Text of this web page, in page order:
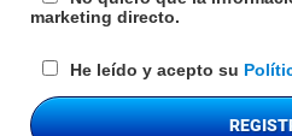
marketing directo.
He leído y acepto su